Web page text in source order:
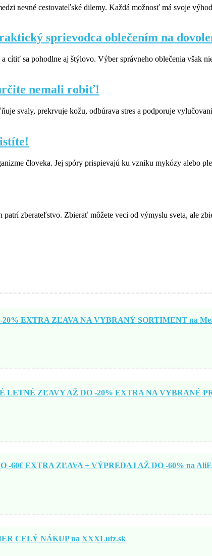
вечné cestovateľské dilemy. Každá možnosť má svoje
sprievodca oblečením na
cítiť sa pohodlne aj štýlovo. Výber správneho oblečenia však
nemali robiť!
svaly, prekrvuje kožu, odbúrava stres a podporuje
človeka. Jej spóry prispievajú ku vzniku mykózy alebo
zberateľstvo. Zbierať môžete veci od výmyslu sveta, ale
EXTRA ZĽAVA NA VYBRANÝ SORTIMENT na
ZĽAVY AŽ DO -20% EXTRA NA VYBRANÉ
60€ EXTRA ZĽAVA + VÝPREDAJ AŽ DO -60% na
CELÝ NÁKUP na XXXLutz.sk